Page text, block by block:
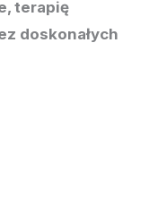
terapię
doskonałych